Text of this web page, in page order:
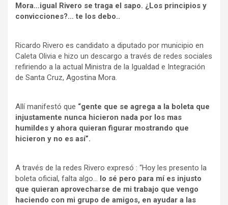
Mora…igual Rivero se traga el sapo. ¿Los principios y
convicciones?… te los debo..
Ricardo Rivero es candidato a diputado por municipio en
Caleta Olivia e hizo un descargo a través de redes sociales
refiriendo a la actual Ministra de la Igualdad e Integración
de Santa Cruz, Agostina Mora.
Allí manifestó que “gente que se agrega a la boleta que
injustamente nunca hicieron nada por los mas
humildes y ahora quieran figurar mostrando que
hicieron y no es así”.
A través de la redes Rivero expresó : “Hoy les presento la
boleta oficial, falta algo… lo sé pero para mí es injusto
que quieran aprovecharse de mi trabajo que vengo
haciendo con mi grupo de amigos, en ayudar a las